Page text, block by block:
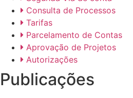
Consulta de Processos
Tarifas
Parcelamento de Contas
Aprovação de Projetos
Autorizações
Publicações